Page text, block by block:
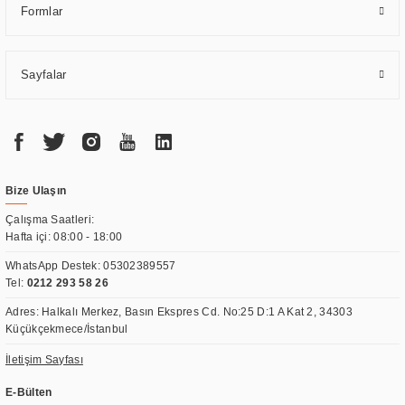
Formlar
Sayfalar
Bize Ulaşın
Çalışma Saatleri:
Hafta içi: 08:00 - 18:00
WhatsApp Destek:05302389557
Tel: 0212 293 58 26
Adres: Halkalı Merkez, Basın Ekspres Cd. No:25 D:1 A Kat 2, 34303
Küçükçekmece/İstanbul
İletişim Sayfası
E-Bülten